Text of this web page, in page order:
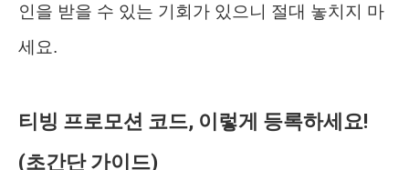
인을 받을 수 있는 기회가 있으니 절대 놓치지 마
세요.
티빙 프로모션 코드, 이렇게 등록하세요!
(초간단 가이드)